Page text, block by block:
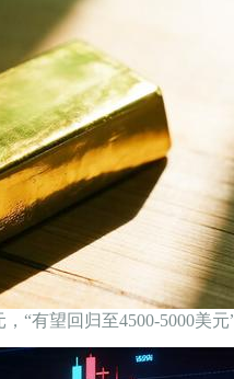
美国实体采取反制措施
能源规模化开发利用